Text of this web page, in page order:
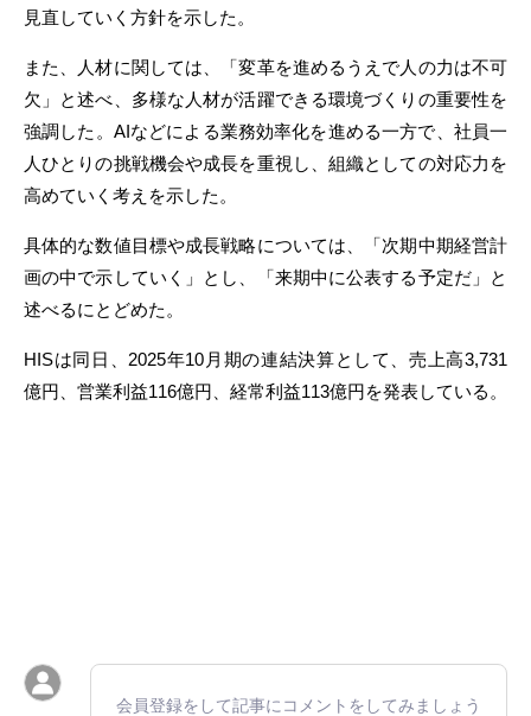
見直していく方針を示した。
また、人材に関しては、「変革を進めるうえで人の力は不可
欠」と述べ、多様な人材が活躍できる環境づくりの重要性を
強調した。AIなどによる業務効率化を進める一方で、社員一
人ひとりの挑戦機会や成長を重視し、組織としての対応力を
高めていく考えを示した。
具体的な数値目標や成長戦略については、「次期中期経営計
画の中で示していく」とし、「来期中に公表する予定だ」と
述べるにとどめた。
HISは同日、2025年10月期の連結決算として、売上高3,731
億円、営業利益116億円、経常利益113億円を発表している。
会員登録をして記事にコメントをしてみましょう